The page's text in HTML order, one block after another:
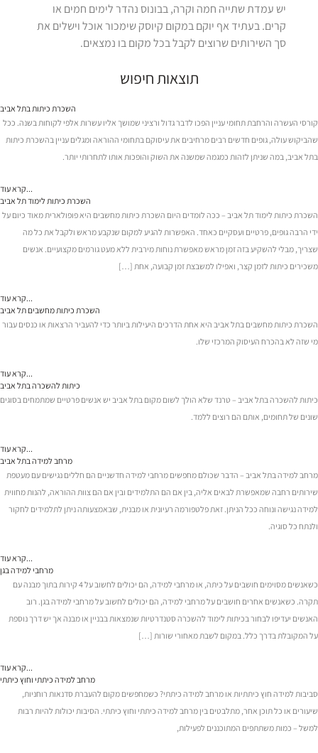
יש עמדת שתייה חמה וקרה, בבונוס נהדר לימים חמים או
קרים. בעתיד אף יוקם במקום קיוסק שימכור אוכל וישלים את
סך השירותים שרוצים לקבל בכל מקום בו נמצאים.
תוצאות חיפוש
השכרת כיתות בתל אביב
קורסי העשרה והרחבת תחומי עניין הפכו לדבר גדול ורציני שמושך אליו עשרות אלפי לקוחות בשנה. ככל
שהביקוש עולה, גופים חדשים רבים מרחיבים את עיסוקם בתחומי ההוראה ומגלים עניין בהשכרת כיתות
בתל אביב, במה שניתן לזהות כמגמה שמשנה את השוק והופכות אותו לתחרותי יותר.
קרא עוד...
השכרת כיתות לימוד תל אביב
השכרת כיתות לימוד תל אביב – ככה לומדים היום השכרת כיתות מחשבים היא פופולארית מאוד כיום על
ידי הרבה גופים, פרטיים ועסקיים כאחד. האפשרות להגיע למקום שנקבע מראש ולקבל את כל מה
שצריך, מבלי להשקיע בזה זמן מראש מאפשרת נוחות מירבית ללא מעט גורמים מקצועיים. אנשים
משכירים כיתות לזמן קצר, ואפילו למשבצת זמן קבועה, אחת […]
קרא עוד...
השכרת כיתות מחשבים תל אביב
השכרת כיתות מחשבים בתל אביב היא אחת הדרכים היעילות ביותר כדי להעביר הרצאות או כנסים עבור
מי שזה לא בהכרח העיסוק המרכזי שלו.
קרא עוד...
כיתות להשכרה בתל אביב
כיתות להשכרה בתל אביב – טרנד שלא הולך לשום מקום בתל אביב יש אנשים פרטיים שמתמחים בסוגים
שונים של תחומים, אותם הם רוצים ללמד.
קרא עוד...
מרחב למידה בתל אביב
מרחב למידה בתל אביב – הדבר שכולם מחפשים מרחבי למידה חדשניים הם חללים נגישים עם מעטפת
שירותים רחבה שמאפשרת לבאים אליה, בין אם הם התלמידים ובין אם הם צוות ההוראה, להנות מחווית
למידה נגישה ונוחה ככל הניתן. זאת פלטפורמה רעיונית או מבנית, שבאמצעותה ניתן לתלמידים לחקור
ולנתח כל סוגיה.
קרא עוד...
מרחבי למידה בגן
כשאנשים מסוימים חושבים על כיתה, או מרחבי למידה, הם יכולים לחשוב על 4 קירות בתוך מבנה עם
תקרה. כשאנשים אחרים חושבים על מרחבי למידה, הם יכולים לחשוב על מרחבי למידה בגן. רוב
האנשים יעדיפו לבחור בכיתות לימוד להשכרה סטנדרטיות שנמצאות בבניין או מבנה אך יש דרך נוספת
על המקובלת בדרך כלל. במקום לשבת מאחורי שורות […]
קרא עוד...
מרחב למידה כיתתי וחוץ כיתתי
סביבות למידה חוץ כיתתיות או מרחב למידה כיתתי? כשמחפשים מקום להעברת סדנאות רוחניות,
שיעורים או כל תוכן אחר, מתלבטים בין מרחב למידה כיתתי וחוץ כיתתי. הסיבות יכולות להיות רבות
למשל – כמות משתתפים המתוכננים לפעילות,